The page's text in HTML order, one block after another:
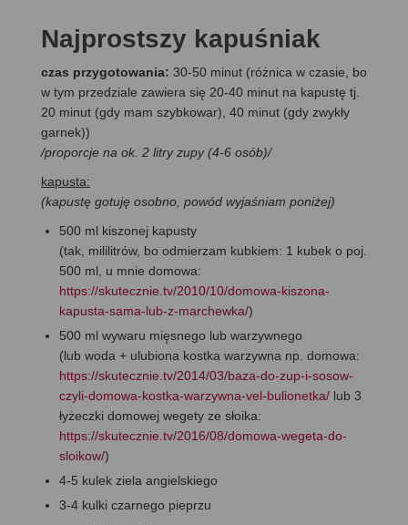
Najprostszy kapuśniak
czas przygotowania: 30-50 minut (różnica w czasie, bo
w tym przedziale zawiera się 20-40 minut na kapustę tj.
20 minut (gdy mam szybkowar), 40 minut (gdy zwykły
garnek))
/proporcje na ok. 2 litry zupy (4-6 osób)/
kapusta:
(kapustę gotuję osobno, powód wyjaśniam poniżej)
500 ml kiszonej kapusty
(tak, mililitrów, bo odmierzam kubkiem: 1 kubek o poj.
500 ml, u mnie domowa:
https://skutecznie.tv/2010/10/domowa-kiszona-
kapusta-sama-lub-z-marchewka/)
500 ml wywaru mięsnego lub warzywnego
(lub woda + ulubiona kostka warzywna np. domowa:
https://skutecznie.tv/2014/03/baza-do-zup-i-sosow-
czyli-domowa-kostka-warzywna-vel-bulionetka/ lub 3
łyżeczki domowej wegety ze słoika:
https://skutecznie.tv/2016/08/domowa-wegeta-do-
sloikow/)
4-5 kulek ziela angielskiego
3-4 kulki czarnego pieprzu